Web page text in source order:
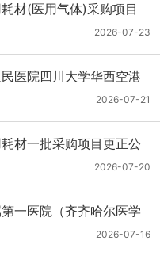
材(医用气体)采购项目
2026-07-23
医院四川大学华西空港
用耗材采购项目招标公告
2026-07-21
材一批采购项目更正公
2026-07-20
一医院（齐齐哈尔医学
腔科医用耗材招标公告
2026-07-16